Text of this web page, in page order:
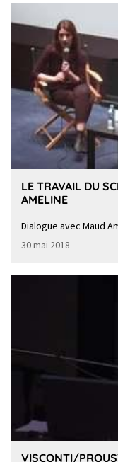
LE TRAVAIL DU
AMELINE
Dialogue avec Maud
30 mai 2018
VISCONTI/